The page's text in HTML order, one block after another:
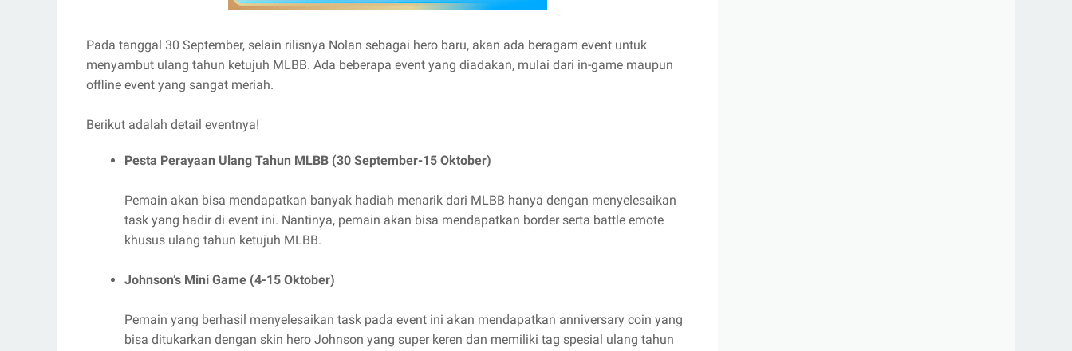
Pada tanggal 30 September, selain rilisnya Nolan sebagai hero baru, akan ada beragam event untuk
menyambut ulang tahun ketujuh MLBB. Ada beberapa event yang diadakan, mulai dari in-game maupun
offline event yang sangat meriah.
Berikut adalah detail eventnya!
Pesta Perayaan Ulang Tahun MLBB (30 September-15 Oktober)
Pemain akan bisa mendapatkan banyak hadiah menarik dari MLBB hanya dengan menyelesaikan
task yang hadir di event ini. Nantinya, pemain akan bisa mendapatkan border serta battle emote
khusus ulang tahun ketujuh MLBB.
Johnson’s Mini Game (4-15 Oktober)
Pemain yang berhasil menyelesaikan task pada event ini akan mendapatkan anniversary coin yang
bisa ditukarkan dengan skin hero Johnson yang super keren dan memiliki tag spesial ulang tahun